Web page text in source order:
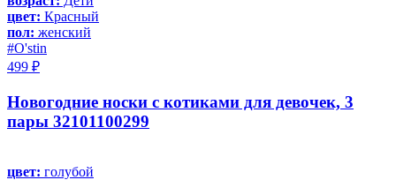
цвет: Красный
пол: женский
#O'stin
499 ₽
Новогодние носки с котиками для девочек, 3
пары 32101100299
цвет: голубой